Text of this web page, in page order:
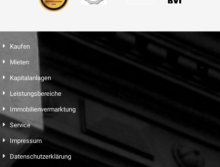
Kaufen
Mieten
Kapitalanlagen
Leistungsbereiche
Immobilienvermarktung
Service
Impressum
Datenschutzerklärung